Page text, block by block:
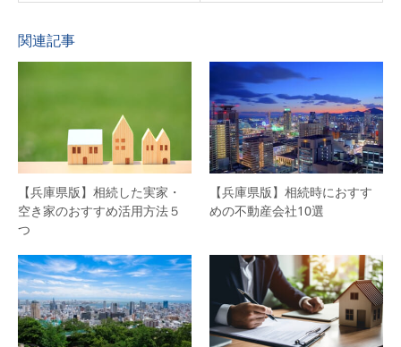
関連記事
【兵庫県版】相続した実家・
空き家のおすすめ活用方法５
つ
【兵庫県版】相続時におすす
めの不動産会社10選